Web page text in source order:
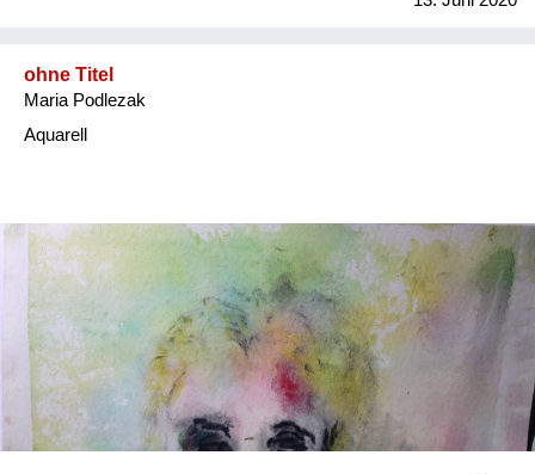
ohne Titel
Maria Podlezak
Aquarell